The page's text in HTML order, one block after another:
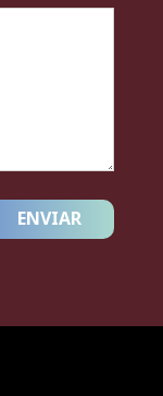
ENVIAR